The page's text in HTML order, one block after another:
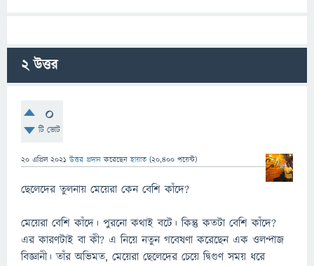
2উত্তর
0
টি ভোট
20 এপ্রিল 2021 উত্তর প্রদান করেছেনহায়াত (20,400 পয়েন্ট)
ছেলেদের তুলনায় মেয়েরা কেন বেশি কাঁদে?
মেয়েরা বেশি কাঁদে। পুরনো কথাই বটে। কিন্তু কতটা বেশি কাঁদে?
এর কারণটাই বা কী? এ নিয়ে নতুন গবেষণা করেছেন এক ওলন্দাজ
বিজ্ঞানী। তাঁর অভিমত, মেয়েরা ছেলেদের চেয়ে দ্বিগুণ সময় ধরে